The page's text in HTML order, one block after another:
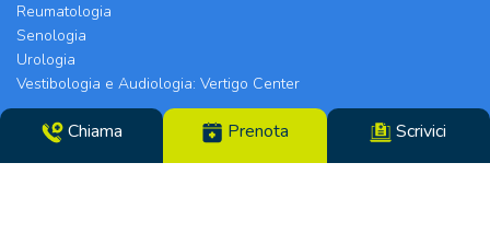
Reumatologia
Senologia
Urologia
Vestibologia e Audiologia: Vertigo Center
Poliambulatorio Chirurgico Modenese srl | Sede
Legale e Chirurgia: Via Arquà, 5 | Eyecare Clinic,
Chiama Prenota Scrivici